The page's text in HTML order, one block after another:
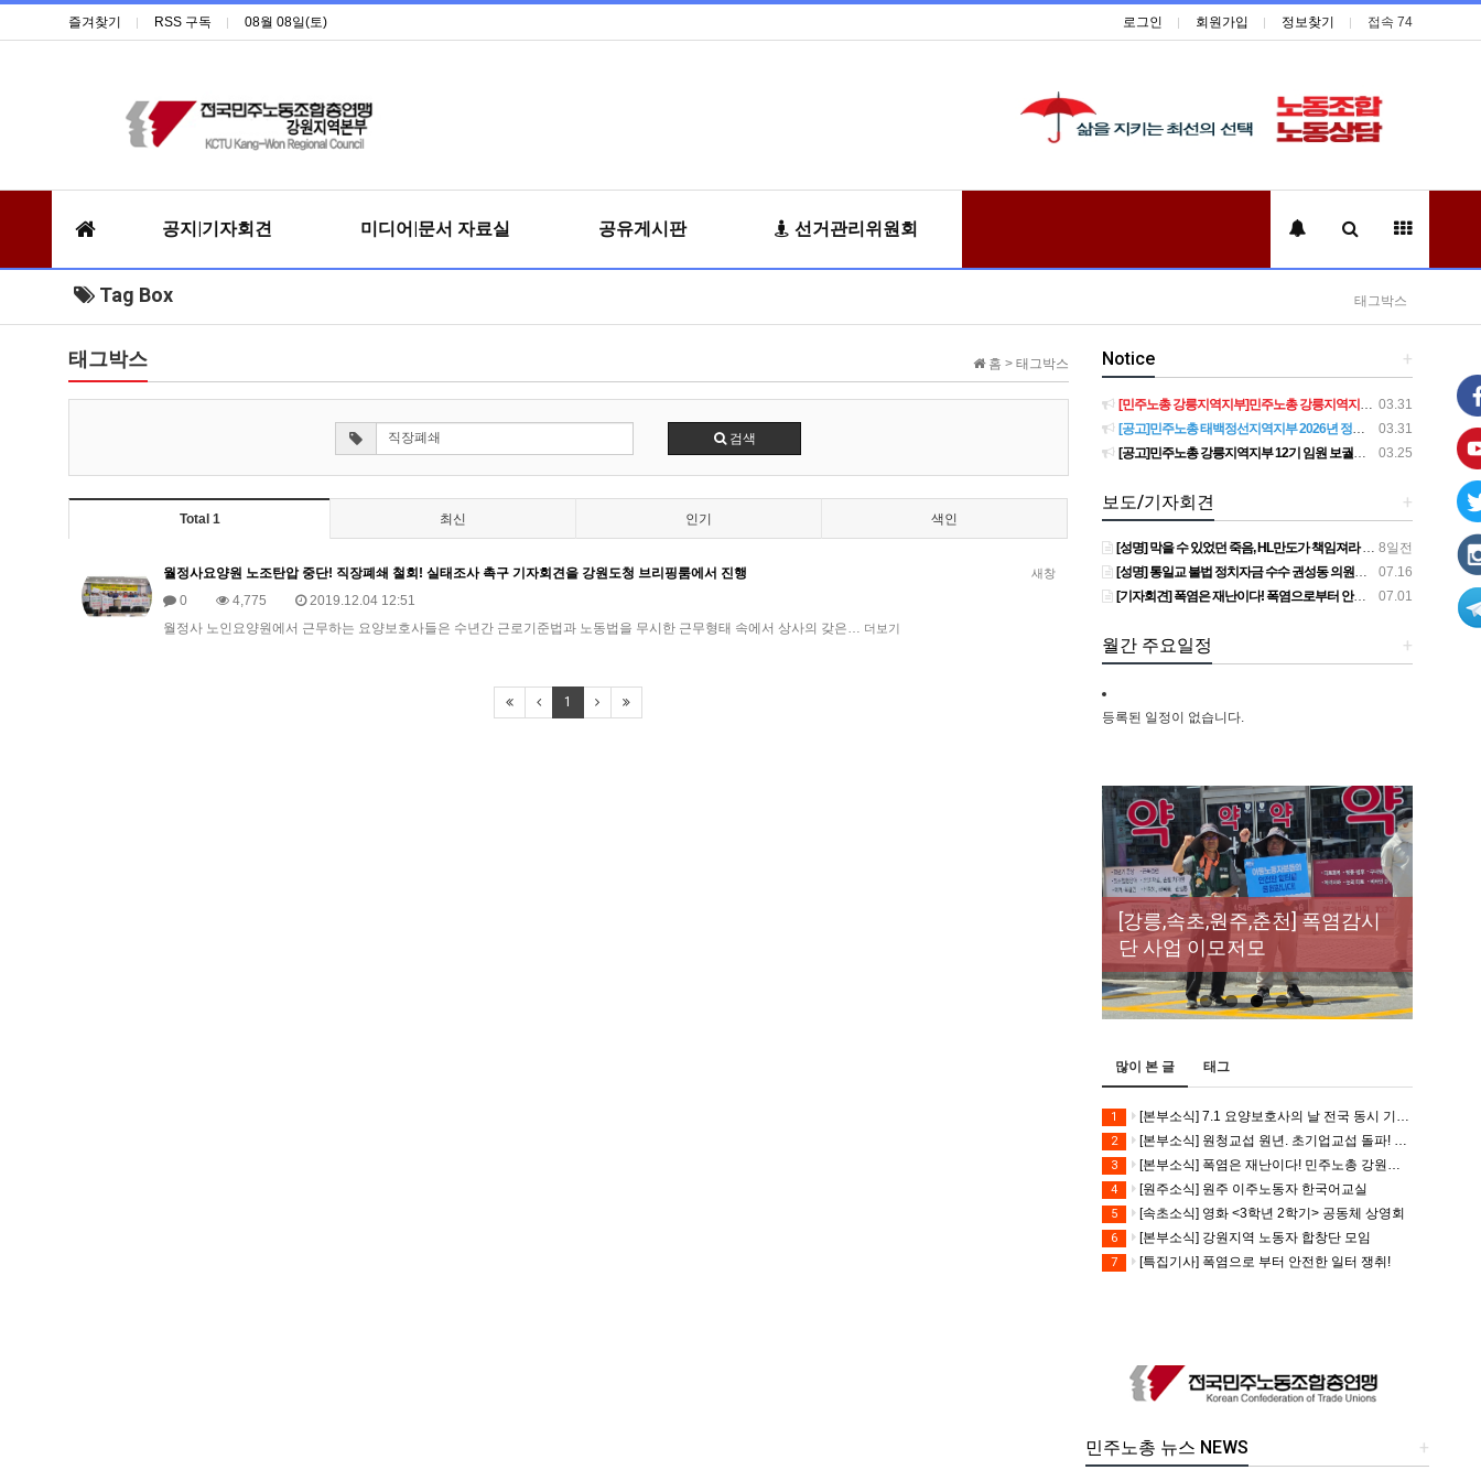
즐겨찾기 RSS 구독 08월 08일(토) 로그인 회원가입 정보찾기 접속 74
공지|기자회견 미디어|문서 자료실 공유게시판 선거관리위원회
Tag Box 태그박스
홈 > 태그박스
태그박스
검색
Total 1 최신 인기 색인
새창
월정사요양원 노조탄압 중단! 직장폐쇄 철회! 실태조사 촉구 기자회견을 강원도청 브리핑룸에서 진행
0
4,775
2019.12.04 12:51
월정사 노인요양원에서 근무하는 요양보호사들은 수년간 근로기준법과 노동법을 무시한 근무형태 속에서 상사의 갖은… 더보기
1
+
Notice
03.31
[민주노총 강릉지역지부]민주노총 강릉지역지부 제12기 임원 보궐선거결과 공고
03.31
[공고]민주노총 태백정선지역지부 2026년 정기 대의원대회 재소집 건
03.25
[공고]민주노총 강릉지역지부 12기 임원 보궐선거 후보자 확정 공고
+
보도/기자회견
8일전
[성명] 막을 수 있었던 죽음, HL만도가 책임져라 : 청년노동자 사망사고의 철저한 진상규명과 재발방지 대책 마련하라
07.16
[성명] 통일교 불법 정치자금 수수 권성동 의원직 상실, 사필귀정이다
07.01
[기자회견] 폭염은 재난이다! 폭염으로부터 안전한 일터를 위한 민주노총 강원지역본부 폭염감시단 선포 기자회견
+
월간 주요일정
등록된 일정이 없습니다.
[성명] 막을 수 있었던 죽음, HL만
도가 책임져라 : 청년노동자 사
망사고의 철저한 진상규명과 재
발방지 대책 마련하라
[산별소식] 건설산업연맹 플랜트
건설노조 강원충북지부
[강릉,속초,원주,춘천] 폭염감시
단 사업 이모저모
[조합원☆인터뷰] 서비스연맹 전
국학교비정규직노동조합 강원
지부 김유미 춘천지회장
[본부소식] 강원지역 노동자 합
창단 모임
많이 본 글 태그
1 [본부소식] 7.1 요양보호사의 날 전국 동시 기자회견
2 [본부소식] 원청교섭 원년. 초기업교섭 돌파! 모든 노동자의 노동기본권 쟁취! 민주노총 7.15 총파업대회
3 [본부소식] 폭염은 재난이다! 민주노총 강원지역본부 폭염감시단 선포 기자회견
4 [원주소식] 원주 이주노동자 한국어교실
5 [속초소식] 영화 <3학년 2학기> 공동체 상영회
6 [본부소식] 강원지역 노동자 합창단 모임
7 [특집기사] 폭염으로 부터 안전한 일터 쟁취!
+
민주노총 뉴스 NEWS